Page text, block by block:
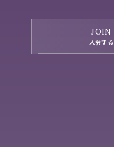
JOIN
入会する